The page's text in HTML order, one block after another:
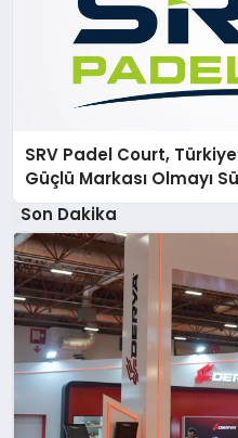
SRV Padel Court,
Güçlü Markası Olmayı
Son Dakika